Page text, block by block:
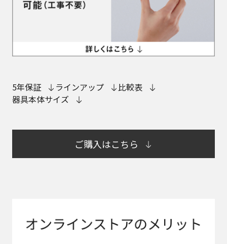
5年保証 ラインアップ
比較表
器具本体サイズ
ご購入はこちら